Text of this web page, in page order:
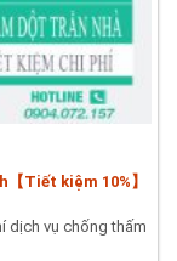
Tiết kiệm 10%】
dịch vụ chống thấm